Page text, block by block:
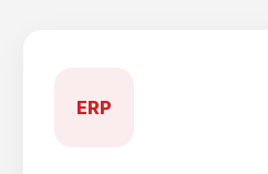
ERP